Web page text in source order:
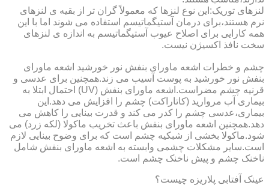
لنزهای توریک:این نوع لنزها که معمولاً گران تر از بقیه ی لنزهای
نرم هستند،برای درمان آستیگماتیسم استفاده می شوند اما با این
همه کارایی برای اصلاح عیوب آستیگماتیسم به اندازه ی لنزهای
سخت نافذ اکسیژن نیست.
چشم و خطرات اشعه ماورای بنفش نور خورشید اشعه ماورای
بنفش نور خورشید به پوست آسیب می زند.همچنین برای عدسی و
قرنیه چشم مضراست.اشعه ماورای بنفش (UV) احتمال ابتلا به
بیماری آب مروارید (کاتاراکت) چشم را افزایش می دهد.این
بیماری،عدسی چشم را کدر می کند و قدرت بینایی را کاهش می
دهد.همچنین اشعه ماورای بنفش باعث تخریب ماکولا (لکه زرد) می
شود.ماکولا بخشی از شبکیه چشم است که برای وضوح بینایی لازم
است.سایر مشکلات چشمی وابسته به اشعه ماورای بنفش شامل
ناخنک چشم و پیش ناخنک چشم است.
عینک آفتابی پلاریزه چیست؟